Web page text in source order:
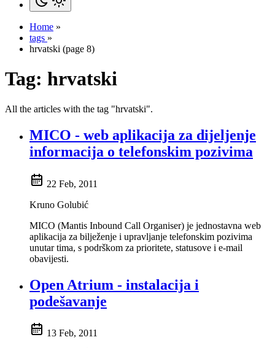
Home »
tags »
hrvatski (page 8)
Tag: hrvatski
All the articles with the tag "hrvatski".
MICO - web aplikacija za dijeljenje
informacija o telefonskim pozivima
22 Feb, 2011
Kruno Golubić
MICO (Mantis Inbound Call Organiser) je jednostavna web
aplikacija za bilježenje i upravljanje telefonskim pozivima
unutar tima, s podrškom za prioritete, statusove i e-mail
obavijesti.
Open Atrium - instalacija i
podešavanje
13 Feb, 2011